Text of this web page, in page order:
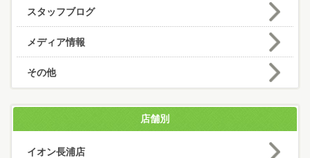
スタッフブログ
メディア情報
その他
店舗別
イオン長浦店